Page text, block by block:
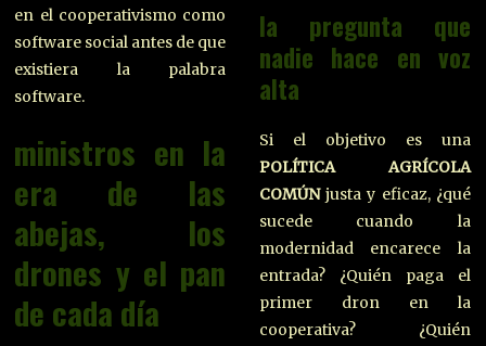
en el cooperativismo como
software social antes de que
existiera la palabra
software.
ministros en la
era de las
abejas, los
drones y el pan
de cada día
la pregunta que
nadie hace en voz
alta
Si el objetivo es una
POLÍTICA AGRÍCOLA
COMÚNjusta y eficaz, ¿qué
sucede cuando la
modernidad encarece la
entrada? ¿Quién paga el
primer dron en la
cooperativa? ¿Quién